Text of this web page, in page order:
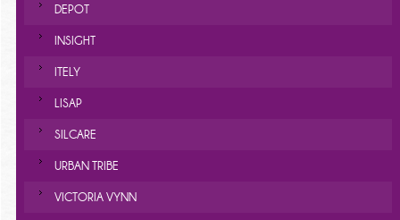
DEPOT
INSIGHT
ITELY
LISAP
SILCARE
URBAN TRIBE
VICTORIA VYNN